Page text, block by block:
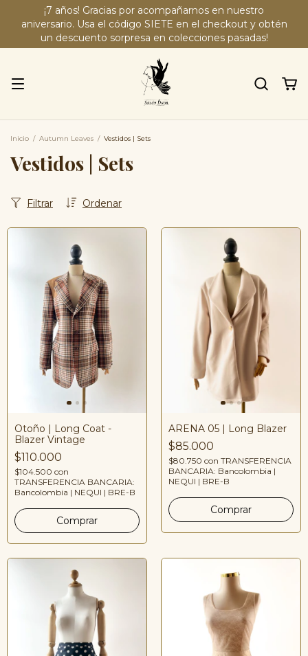
¡7 años! Gracias por acompañarnos en nuestro
aniversario. Usa el código SIETE en el checkout y obtén
un descuento sorpresa en colecciones pasadas!
Inicio / Autumn Leaves / Vestidos | Sets
Vestidos | Sets
Ordenar
Filtrar
Otoño | Long Coat -
Blazer Vintage
$110.000
$104.500 con
TRANSFERENCIA BANCARIA:
Bancolombia | NEQUI | BRE-B
ARENA 05 | Long Blazer
$85.000
$80.750 con TRANSFERENCIA
BANCARIA: Bancolombia |
NEQUI | BRE-B